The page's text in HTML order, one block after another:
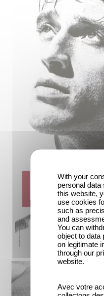
With your
personal
this website,
use cookies
such as
and
You can
object to data
on legitimate
through our
website.
Avec votre